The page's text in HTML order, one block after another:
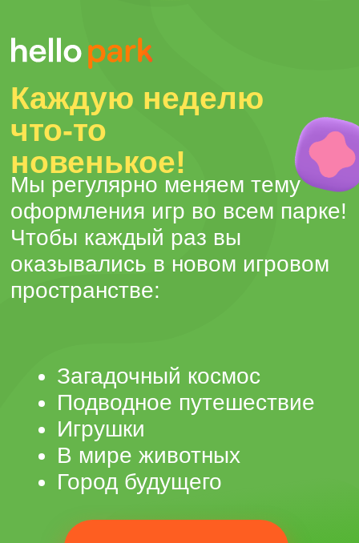
Семейный
ресторан
В Hello Park вы можете не
только весело провести время,
но и полноценно поесть в
нашем семейном кафе с
уютным дизайном. Ассортимент
блюд разнообразен и подойдет
меню представлены не только